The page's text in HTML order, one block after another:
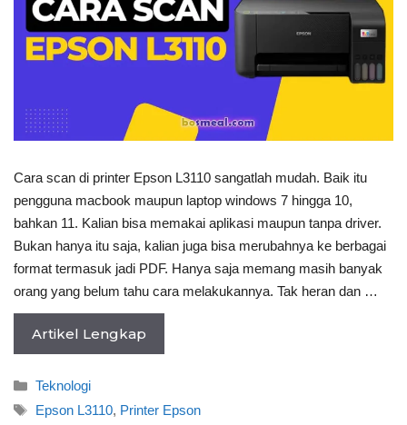
Cara scan di printer Epson L3110 sangatlah mudah. Baik itu
pengguna macbook maupun laptop windows 7 hingga 10,
bahkan 11. Kalian bisa memakai aplikasi maupun tanpa driver.
Bukan hanya itu saja, kalian juga bisa merubahnya ke berbagai
format termasuk jadi PDF. Hanya saja memang masih banyak
orang yang belum tahu cara melakukannya. Tak heran dan …
Artikel Lengkap
Categories
Teknologi
Tags
Epson L3110, Printer Epson